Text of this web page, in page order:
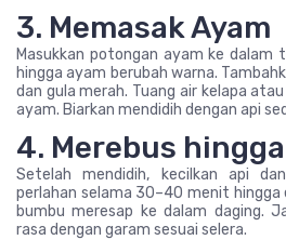
3. Memasak Ayam
Masukkan potongan ayam ke dalam
hingga ayam berubah warna.
dan gula merah. Tuang air kelapa
ayam. Biarkan mendidih dengan api
4. Merebus
Setelah mendidih, kecilkan api
perlahan selama 30–40 menit hingga
bumbu meresap ke dalam daging.
rasa dengan garam sesuai selera.